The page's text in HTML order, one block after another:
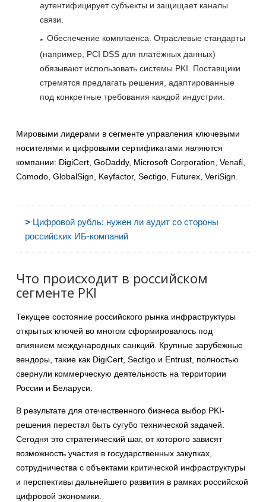
аутентифицирует субъекты и защищает каналы
связи.
Обеспечение комплаенса. Отраслевые стандарты
(например, PCI DSS для платёжных данных)
обязывают использовать системы PKI. Поставщики
стремятся предлагать решения, адаптированные
под конкретные требования каждой индустрии.
Мировыми лидерами в сегменте управления ключевыми
носителями и цифровыми сертификатами являются
компании: DigiCert, GoDaddy, Microsoft Corporation, Venafi,
Comodo, GlobalSign, Keyfactor, Sectigo, Futurex, VeriSign.
> Цифровой рубль: нужен ли аудит со стороны
российских ИБ-компаний
Что происходит в российском
сегменте PKI
Текущее состояние российского рынка инфраструктуры
открытых ключей во многом сформировалось под
влиянием международных санкций. Крупные зарубежные
вендоры, такие как DigiCert, Sectigo и Entrust, полностью
свернули коммерческую деятельность на территории
России и Беларуси.
В результате для отечественного бизнеса выбор PKI-
решения перестал быть сугубо технической задачей.
Сегодня это стратегический шаг, от которого зависят
возможность участия в государственных закупках,
сотрудничества с объектами критической инфраструктуры
и перспективы дальнейшего развития в рамках российской
цифровой экономики.